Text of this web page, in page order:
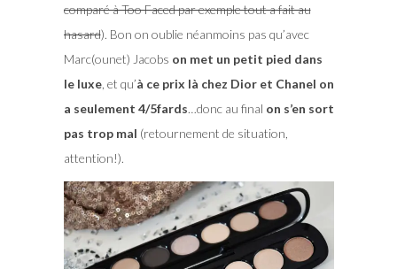
comparé à Too Faced par exemple tout a fait au
hasard). Bon on oublie néanmoins pas qu’avec
Marc(ounet) Jacobs on met un petit pied dans
le luxe, et qu’à ce prix là chez Dior et Chanel on
a seulement 4/5fards…donc au final on s’en sort
pas trop mal (retournement de situation,
attention!).